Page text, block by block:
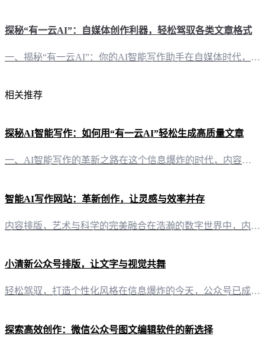
探秘“有一云AI”：自媒体创作利器，轻松驾驭各类文章格式
一、揭秘“有一云AI”：你的AI智能写作助手在自媒体时代，内容创作变得尤为重要。而“有一云AI”应运而生，成为自媒体创作者的得力助手。这款创新型AI智能写作+排版软件，能够帮助你轻松驾驭各类文章格式，让创作变得更加高效。 二、内容排版，千款装修皮肤任你挑选在“有一云AI”中，内容排版不再是难题。它提供包含标题、内容、图文、分隔、引导五大类数千款装修皮肤，满足你的个性化需求。无论是简洁大方的风格，
相关推荐
探秘AI智能写作：如何用“有一云AI”轻松生成高质量文章
一、AI智能写作的革新之路在这个信息爆炸的时代，内容创作已成为自媒体创作者的核心竞争力。而“有一云AI”作为一款创新型AI智能写作+排版软件，以其卓越的AI技术服务，为自媒体创作者开启了一条全新的创作之路。 二、内容排版：千款皮肤，一触即达“有一云AI”在内容排版方面独具匠心，提供包含标题、内容、图文、分隔、引导五大类数千款装修皮肤。无论是简洁明快的风格，还是图文并茂的视觉盛宴，都能在这里找到心
智能AI写作网站：革新创作，让灵感与效率并存
内容排版，艺术与科学的完美融合在浩瀚的数字世界中，内容的排版如同灵魂的展现。有一云AI，以其独到的设计理念，为自媒体创作者提供了数千款装修皮肤，涵盖标题、内容、图文、分隔、引导等五大类，将艺术与科学巧妙融合，让每一篇文章都如同一幅精美的画作。 创作平台，跨界的桥梁有一云AI，不仅仅是一款AI智能写作软件，它更是连接各大自媒体平台的桥梁。无论是公众号、头条号，还是小红书、百家号，乃至知乎、企鹅号，
小清新公众号排版，让文字与视觉共舞
轻松驾驭，打造个性化风格在信息爆炸的今天，公众号已成为信息传递的重要渠道。一篇精心排版的小清新风格文章，不仅能让读者眼前一亮，更能有效提升阅读体验。今天，就让我们一同探索如何利用“有一云AI”这款创新型AI智能写作+排版软件，轻松驾驭小清新公众号排版。 AI赋能，排版得心应手“有一云AI”的排版功能，为自媒体创作者提供了强大的技术支持。无论是标题、内容，还是图文、分隔、引导，都可通过“有一云AI
探索高效创作：微信公众号图文编辑软件的新选择